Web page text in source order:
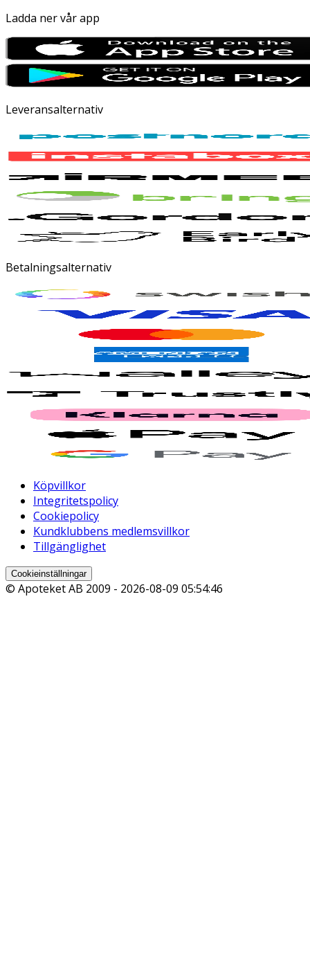
Ladda ner vår app
Leveransalternativ
Betalningsalternativ
Köpvillkor
Integritetspolicy
Cookiepolicy
Kundklubbens medlemsvillkor
Tillgänglighet
Cookieinställningar
© Apoteket AB 2009 - 2026-08-09 05:54:46